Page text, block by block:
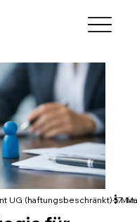
UG (haftungsbeschränkt)17.
5